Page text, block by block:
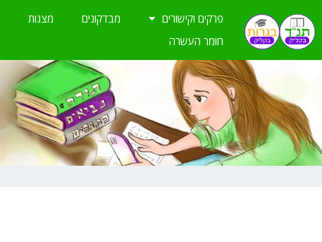
לתוכן
פרקים וקישורים מבדקונים מצגות
חומר העשרה